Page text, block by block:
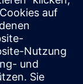
und
auch der
und
und